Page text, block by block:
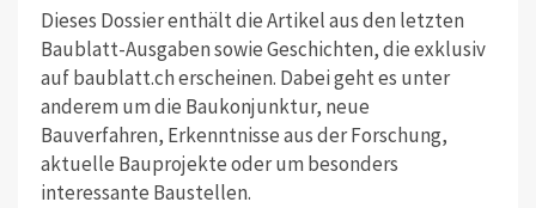
Dieses Dossier enthält die Artikel aus den letzten
Baublatt-Ausgaben sowie Geschichten, die exklusiv
auf baublatt.ch erscheinen. Dabei geht es unter
anderem um die Baukonjunktur, neue
Bauverfahren, Erkenntnisse aus der Forschung,
aktuelle Bauprojekte oder um besonders
interessante Baustellen.